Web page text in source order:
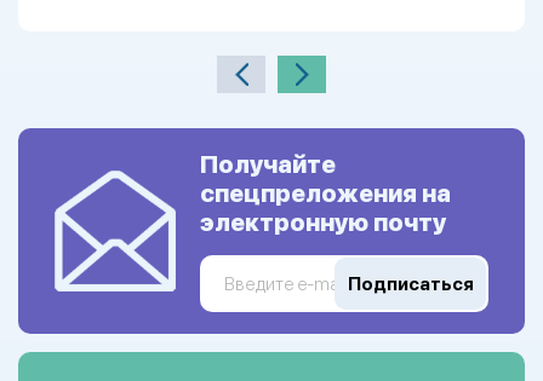
Получайте
спецпреложения на
электронную почту
Подписаться